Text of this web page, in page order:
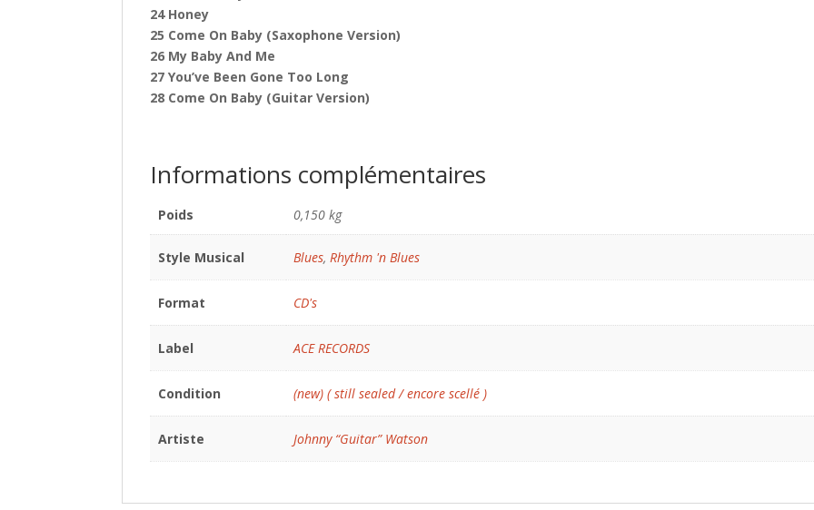
24 Honey
25 Come On Baby (Saxophone Version)
26 My Baby And Me
27 You’ve Been Gone Too Long
28 Come On Baby (Guitar Version)
Informations complémentaires
Poids 0,150 kg
Style Musical Blues,Rhythm 'n Blues
Format CD's
Label ACE RECORDS
Condition (new) ( still sealed / encore scellé )
Artiste Johnny “Guitar” Watson